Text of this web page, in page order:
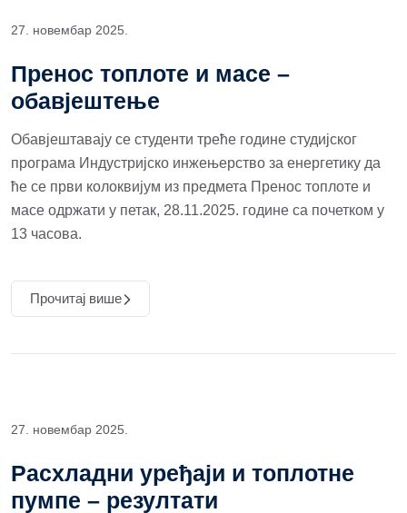
27. новембар 2025.
Пренос топлоте и масе –
обавјештење
Обавјештавају се студенти треће године студијског
програма Индустријско инжењерство за енергетику да
ће се први колоквијум из предмета Пренос топлоте и
масе одржати у петак, 28.11.2025. године са почетком у
13 часова.
Прочитај више
27. новембар 2025.
Расхладни уређаји и топлотне
пумпе – резултати